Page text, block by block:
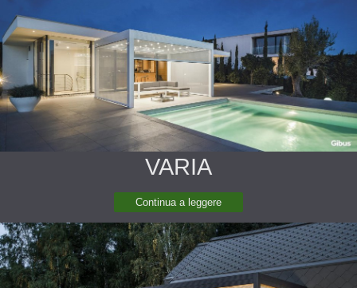
VARIA
Continua a leggere